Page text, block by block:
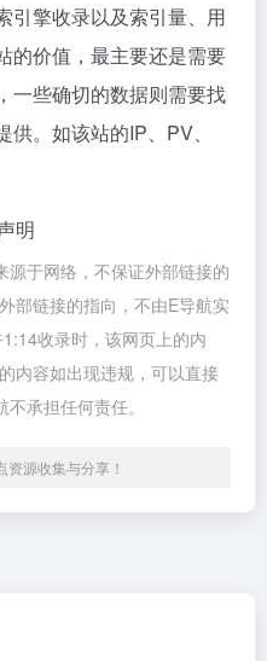
引擎收录以及索引量、用
的价值，最主要还是需要
一些确切的数据则需要找
。如该站的IP、PV、
明
源于网络，不保证外部链接的
部链接的指向，不由E导航实
收录时，该网页上的内
内容如出现违规，可以直接
承担任何责任。
源收集与分享！